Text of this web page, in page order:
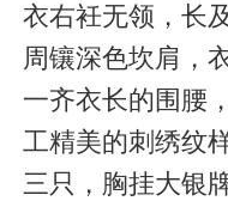
衣右衽无领，长
周镶深色坎肩，
一齐衣长的围腰
工精美的刺绣纹
三只，胸挂大银